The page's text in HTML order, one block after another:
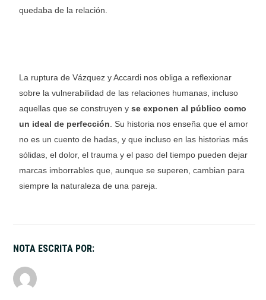
quedaba de la relación.
La ruptura de Vázquez y Accardi nos obliga a reflexionar
sobre la vulnerabilidad de las relaciones humanas, incluso
aquellas que se construyen y se exponen al público como
un ideal de perfección . Su historia nos enseña que el amor
no es un cuento de hadas, y que incluso en las historias más
sólidas, el dolor, el trauma y el paso del tiempo pueden dejar
marcas imborrables que, aunque se superen, cambian para
siempre la naturaleza de una pareja.
NOTA ESCRITA POR: